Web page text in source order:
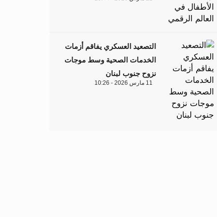
التصعيد العسكري يفاقم أزمات
الخدمات الصحية وسط موجات
نزوح جنوب لبنان
11 مارس 2026 - 10:26